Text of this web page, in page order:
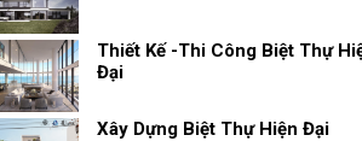
Thiết Kế -Thi Công Biệt Thự
Đại
Xây Dựng Biệt Thự Hiện Đại